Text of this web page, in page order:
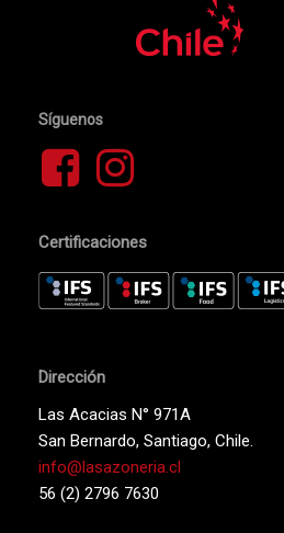
Síguenos
Certificaciones
Dirección
Las Acacias N° 971A
San Bernardo, Santiago, Chile.
info@lasazoneria.cl
56 (2) 2796 7630